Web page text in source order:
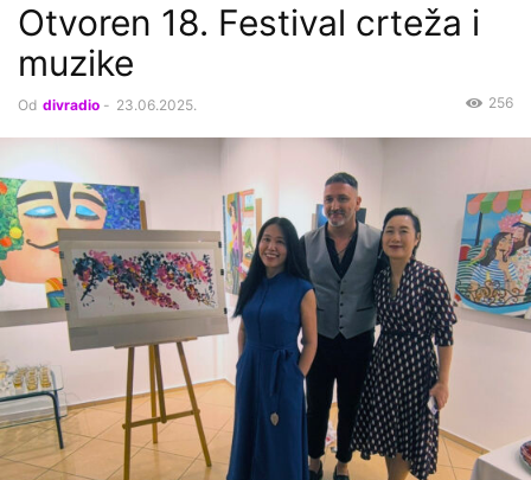
Otvoren 18. Festival crteža i
muzike
Od divradio - 23.06.2025. 256